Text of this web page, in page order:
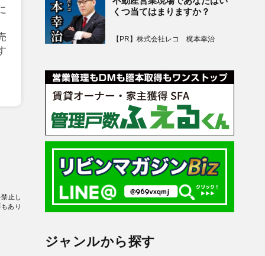
止し
あり
くつ当てはまりますか？
【PR】株式会社レコ 梶本幸治
ジャンルから探す